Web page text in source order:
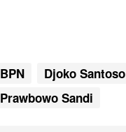
BPN Djoko Santoso
Prawbowo Sandi